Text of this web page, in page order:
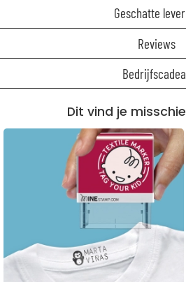
Geschatte
Reviews
Dit vind je